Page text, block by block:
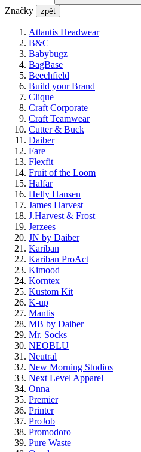
Značky zpět
Atlantis Headwear
B&C
Babybugz
BagBase
Beechfield
Build your Brand
Clique
Craft Corporate
Craft Teamwear
Cutter & Buck
Daiber
Fare
Flexfit
Fruit of the Loom
Halfar
Helly Hansen
James Harvest
J.Harvest & Frost
Jerzees
JN by Daiber
Kariban
Kariban ProAct
Kimood
Korntex
Kustom Kit
K-up
Mantis
MB by Daiber
Mr. Socks
NEOBLU
Neutral
New Morning Studios
Next Level Apparel
Onna
Premier
Printer
ProJob
Promodoro
Pure Waste